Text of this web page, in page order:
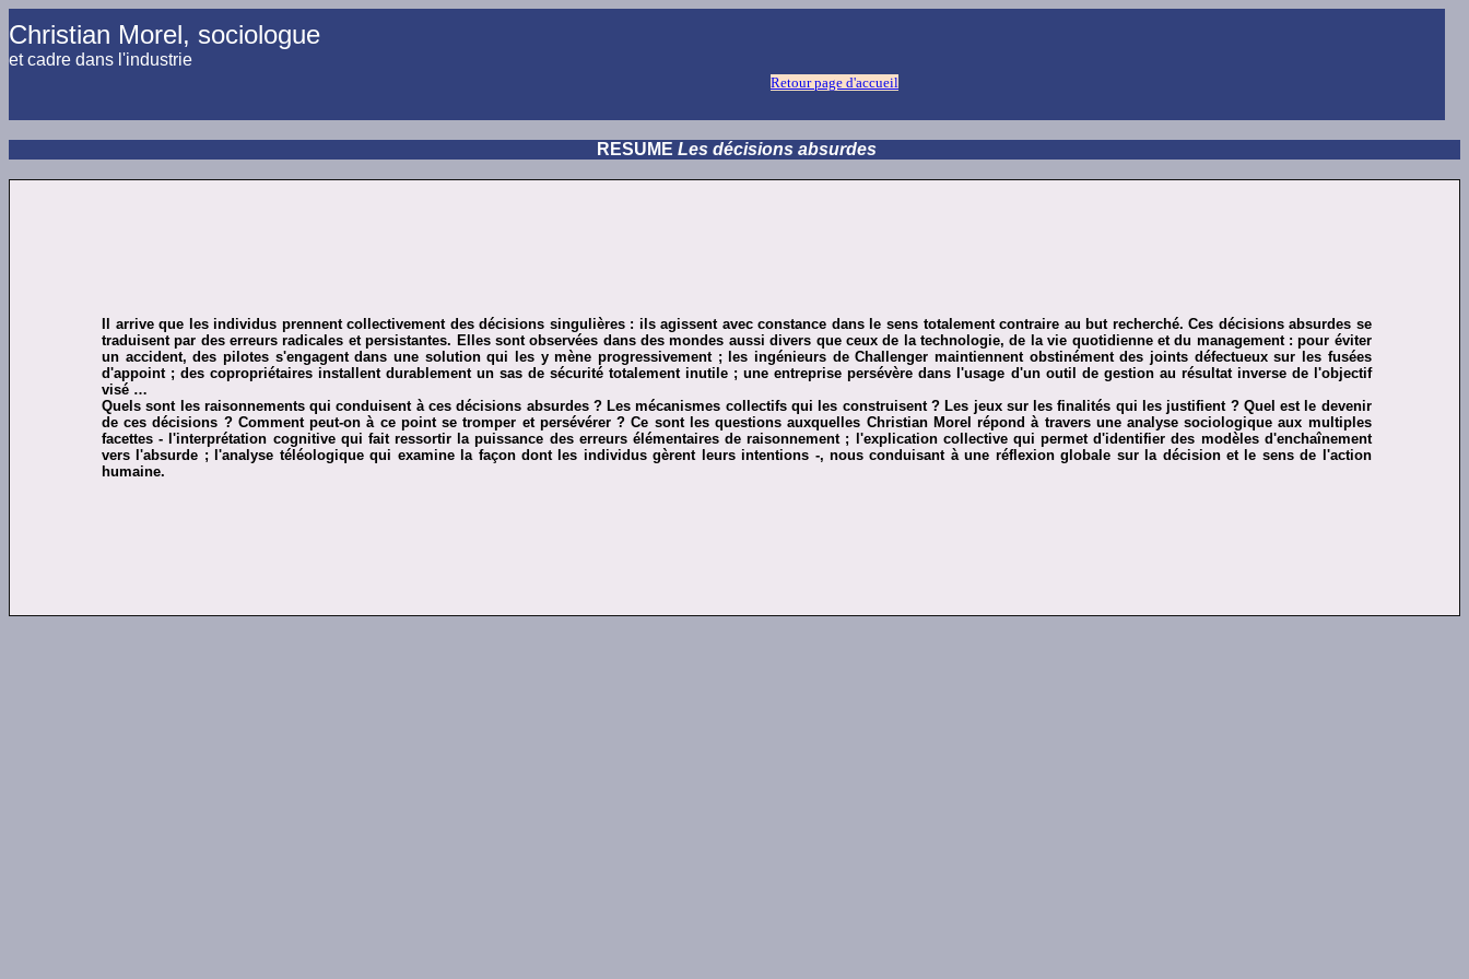
Christian Morel, sociologue
et cadre dans l'industrie
Retour page d'accueil
RESUME Les décisions absurdes
Il arrive que les individus prennent collectivement des décisions singulières : ils agissent avec constance dans le sens totalement contraire au but recherché. Ces décisions absurdes se
traduisent par des erreurs radicales et persistantes. Elles sont observées dans des mondes aussi divers que ceux de la technologie, de la vie quotidienne et du management : pour éviter
un accident, des pilotes s'engagent dans une solution qui les y mène progressivement ; les ingénieurs de Challenger maintiennent obstinément des joints défectueux sur les fusées
d'appoint ; des copropriétaires installent durablement un sas de sécurité totalement inutile ; une entreprise persévère dans l'usage d'un outil de gestion au résultat inverse de l'objectif
visé …
Quels sont les raisonnements qui conduisent à ces décisions absurdes ? Les mécanismes collectifs qui les construisent ? Les jeux sur les finalités qui les justifient ? Quel est le devenir
de ces décisions ? Comment peut-on à ce point se tromper et persévérer ? Ce sont les questions auxquelles Christian Morel répond à travers une analyse sociologique aux multiples
facettes - l'interprétation cognitive qui fait ressortir la puissance des erreurs élémentaires de raisonnement ; l'explication collective qui permet d'identifier des modèles d'enchaînement
vers l'absurde ; l'analyse téléologique qui examine la façon dont les individus gèrent leurs intentions -, nous conduisant à une réflexion globale sur la décision et le sens de l'action
humaine.